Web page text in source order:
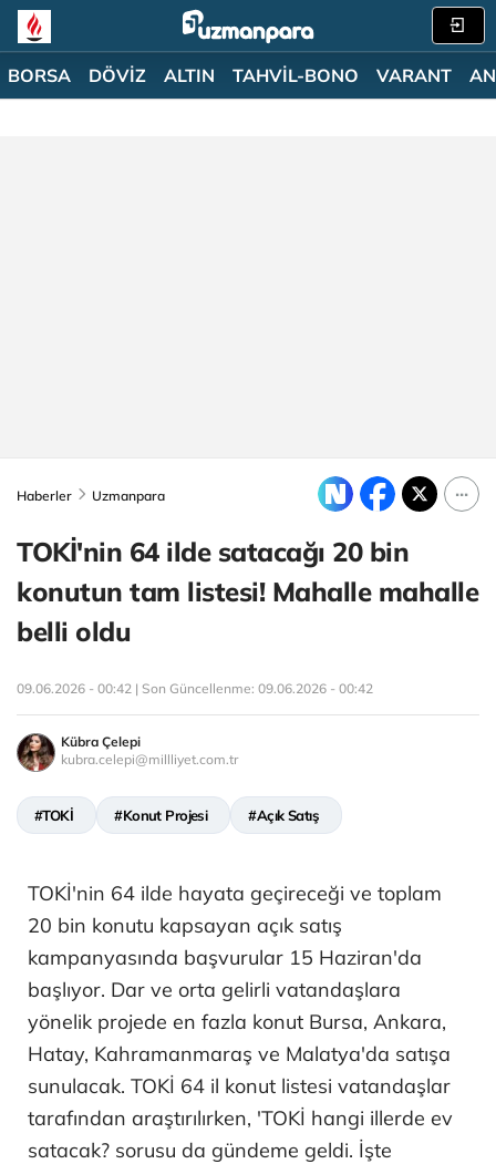
BORSA DÖVİZ ALTIN TAHVİL-BONO VARANT
Haberler Uzmanpara
TOKİ'nin 64 ilde satacağı 20 bin
konutun tam listesi! Mahalle mahalle
belli oldu
09.06.2026 - 00:42 | Son Güncellenme: 09.06.2026 - 00:42
Kübra Çelepi
kubra.celepi@millliyet.com.tr
#TOKİ #Konut Projesi #Açık Satış
TOKİ'nin 64 ilde hayata geçireceği ve toplam
20 bin konutu kapsayan açık satış
kampanyasında başvurular 15 Haziran'da
başlıyor. Dar ve orta gelirli vatandaşlara
yönelik projede en fazla konut Bursa, Ankara,
Hatay, Kahramanmaraş ve Malatya'da satışa
sunulacak. TOKİ 64 il konut listesi vatandaşlar
tarafından araştırılırken, 'TOKİ hangi illerde ev
satacak? sorusu da gündeme geldi. İşte